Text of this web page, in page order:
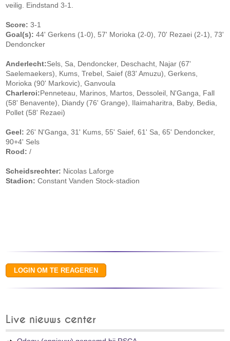
veilig. Eindstand 3-1.
Score: 3-1
Goal(s): 44' Gerkens (1-0), 57' Morioka (2-0), 70' Rezaei (2-1), 73'
Dendoncker
Anderlecht:Sels, Sa, Dendoncker, Deschacht, Najar (67'
Saelemaekers), Kums, Trebel, Saief (83' Amuzu), Gerkens,
Morioka (90' Markovic), Ganvoula
Charleroi:Penneteau, Marinos, Martos, Dessoleil, N'Ganga, Fall
(58' Benavente), Diandy (76' Grange), Ilaimaharitra, Baby, Bedia,
Pollet (58' Rezaei)
Geel: 26' N'Ganga, 31' Kums, 55' Saief, 61' Sa, 65' Dendoncker,
90+4' Sels
Rood: /
Scheidsrechter: Nicolas Laforge
Stadion: Constant Vanden Stock-stadion
Live nieuws center